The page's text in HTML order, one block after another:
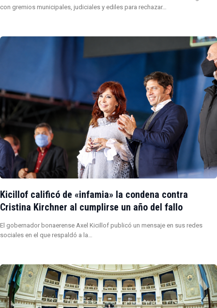
con gremios municipales, judiciales y ediles para rechazar…
Kicillof calificó de «infamia» la condena contra
Cristina Kirchner al cumplirse un año del fallo
El gobernador bonaerense Axel Kicillof publicó un mensaje en sus redes
sociales en el que respaldó a la…